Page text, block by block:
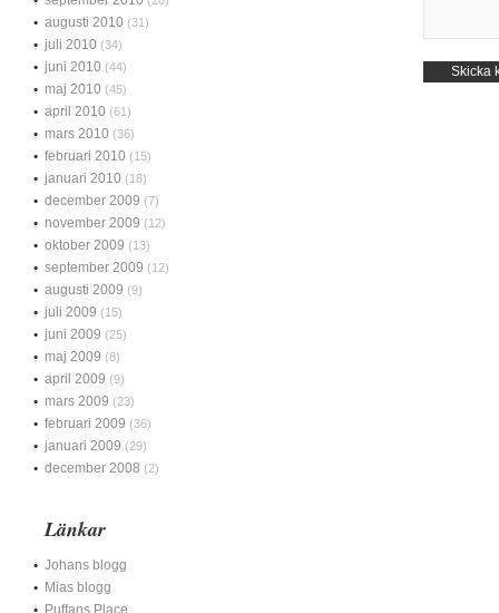
augusti 2010 (31)
juli 2010 (34)
juni 2010 (44)
maj 2010 (45)
april 2010 (61)
mars 2010 (36)
februari 2010 (15)
januari 2010 (18)
december 2009 (7)
november 2009 (12)
oktober 2009 (13)
september 2009 (12)
augusti 2009 (9)
juli 2009 (15)
juni 2009 (25)
maj 2009 (8)
april 2009 (9)
mars 2009 (23)
februari 2009 (36)
januari 2009 (29)
december 2008 (2)
Länkar
Johans blogg
Mias blogg
Puffans Place